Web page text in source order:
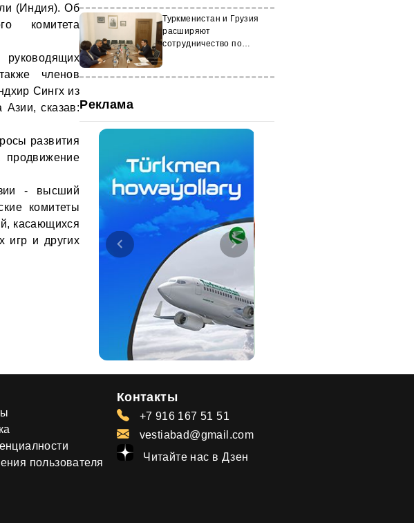
(Индия). Об
комитета
членов
Сингх из
Азии, сказав:
развития
продвижение
- высший
комитеты
касающихся
игр и других
Туркменистан и Грузия
расширяют
сотрудничество по
Реклама
пользователя
Контакты
+7 916 167 51 51
vestiabad@gmail.com
Читайте нас в Дзен